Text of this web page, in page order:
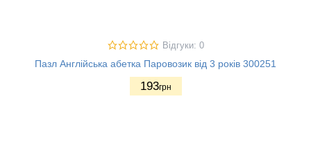
Відгуки: 0
Пазл Англійська абетка Паровозик від 3 років 300251
193грн